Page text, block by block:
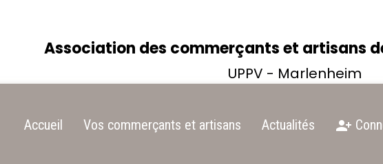
Association des commerçants et artisans
UPPV - Marlenheim
Accueil Vos commerçants et artisans Actualités